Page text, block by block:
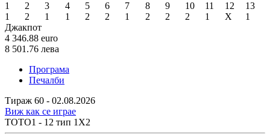
1
1
2
2
3
1
4
1
5
2
6
2
7
1
8
2
9
2
10
2
11
1
12
X
13
1
Джакпот
4 346.88 euro
8 501.76 лева
Програма
Печалби
Тираж 60 - 02.08.2026
Виж как се играе
ТОТО1 - 12 тип 1X2